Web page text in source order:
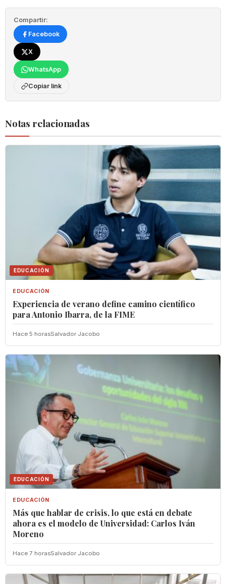
Compartir:
Facebook
X
WhatsApp
Copiar link
Notas relacionadas
EDUCACIÓN
EDUCACIÓN
Experiencia de verano define camino científico
para Antonio Ibarra, de la FIME
Hace 5 horasSalvador Jacobo
EDUCACIÓN
EDUCACIÓN
Más que hablar de crisis, lo que está en debate
ahora es el modelo de Universidad: Carlos Iván
Moreno
Hace 7 horasSalvador Jacobo